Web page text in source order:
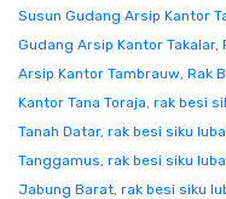
Susun Gudang Arsip Kantor
Gudang Arsip Kantor Takalar,
Arsip Kantor Tambrauw, Rak
Kantor Tana Toraja, rak besi
Tanah Datar, rak besi siku
Tanggamus, rak besi siku
Jabung Barat, rak besi siku